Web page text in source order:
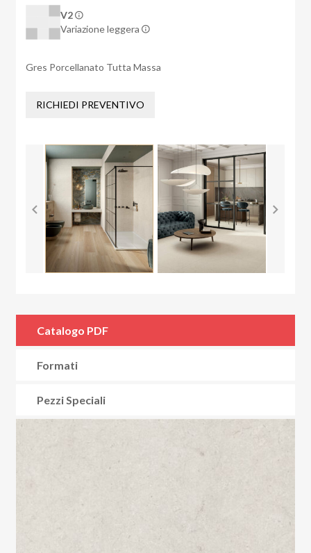
V2
Variazione leggera
Gres Porcellanato Tutta Massa
RICHIEDI PREVENTIVO
Catalogo PDF
Formati
Pezzi Speciali